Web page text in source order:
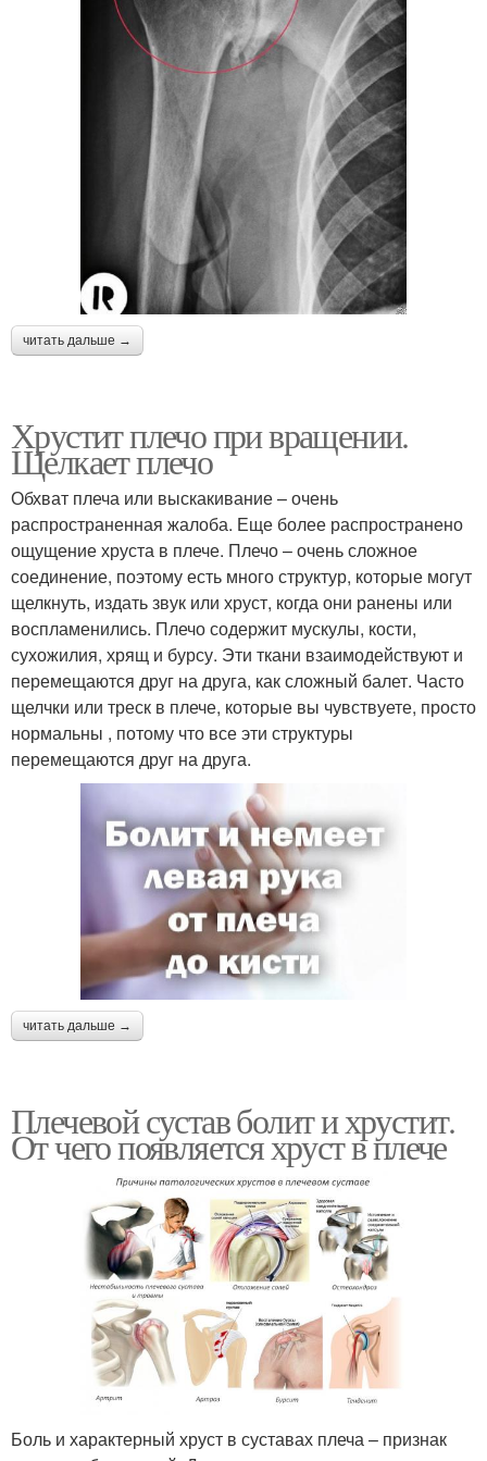
читать дальше →
Хрустит плечо при вращении.
Щелкает плечо
Обхват плеча или выскакивание – очень
распространенная жалоба. Еще более распространено
ощущение хруста в плече. Плечо – очень сложное
соединение, поэтому есть много структур, которые могут
щелкнуть, издать звук или хруст, когда они ранены или
воспламенились. Плечо содержит мускулы, кости,
сухожилия, хрящ и бурсу. Эти ткани взаимодействуют и
перемещаются друг на друга, как сложный балет. Часто
щелчки или треск в плече, которые вы чувствуете, просто
нормальны , потому что все эти структуры
перемещаются друг на друга.
читать дальше →
Плечевой сустав болит и хрустит.
От чего появляется хруст в плече
Боль и характерный хруст в суставах плеча – признак